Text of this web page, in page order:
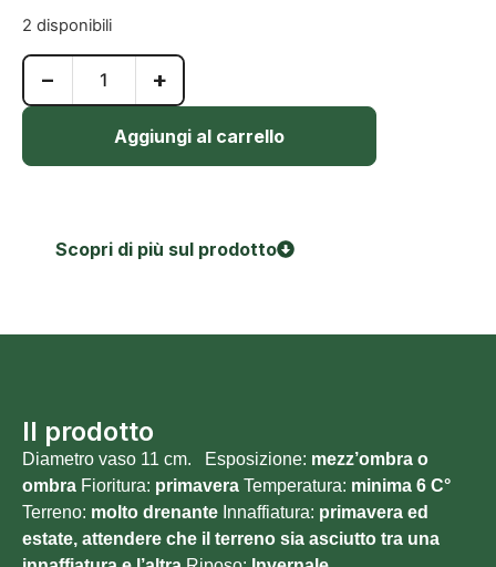
2 disponibili
− +
Aggiungi al carrello
Scopri di più sul prodotto
Il prodotto
Diametro vaso 11 cm. Esposizione: mezz’ombra o
ombra Fioritura: primavera Temperatura: minima 6 C°
Terreno: molto drenante Innaffiatura: primavera ed
estate, attendere che il terreno sia asciutto tra una